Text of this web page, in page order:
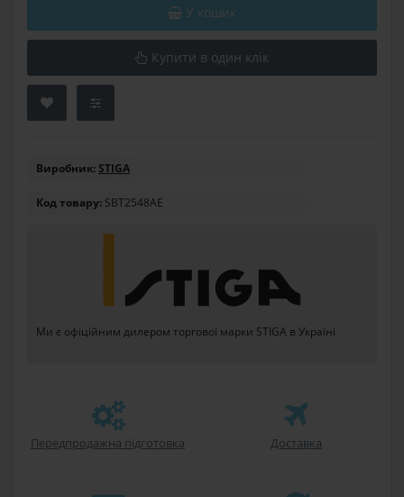
У кошик
Купити в один клік
Виробник: STIGA
Код товару: SBT2548AE
Ми є офіційним дилером торгової марки STIGA в Україні
Передпродажна підготовка Доставка